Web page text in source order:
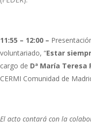
11:55 – 12:00 –
voluntariado, “Estar
cargo de Dª María Teresa
CERMI Comunidad de
El acto contará con la